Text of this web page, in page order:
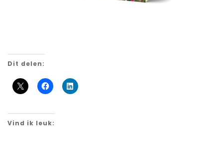
Dit delen:
Vind ik leuk: